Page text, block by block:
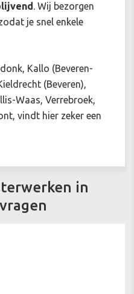
. Wij bezorgen
je snel enkele
Kallo (Beveren-
(Beveren),
Waas, Verrebroek,
vindt hier zeker een
in